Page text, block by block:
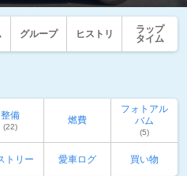
グループ ヒストリ
ラップ
タイム
整備
(22)
燃費
フォトアル
バム
(5)
トリー 愛車ログ 買い物